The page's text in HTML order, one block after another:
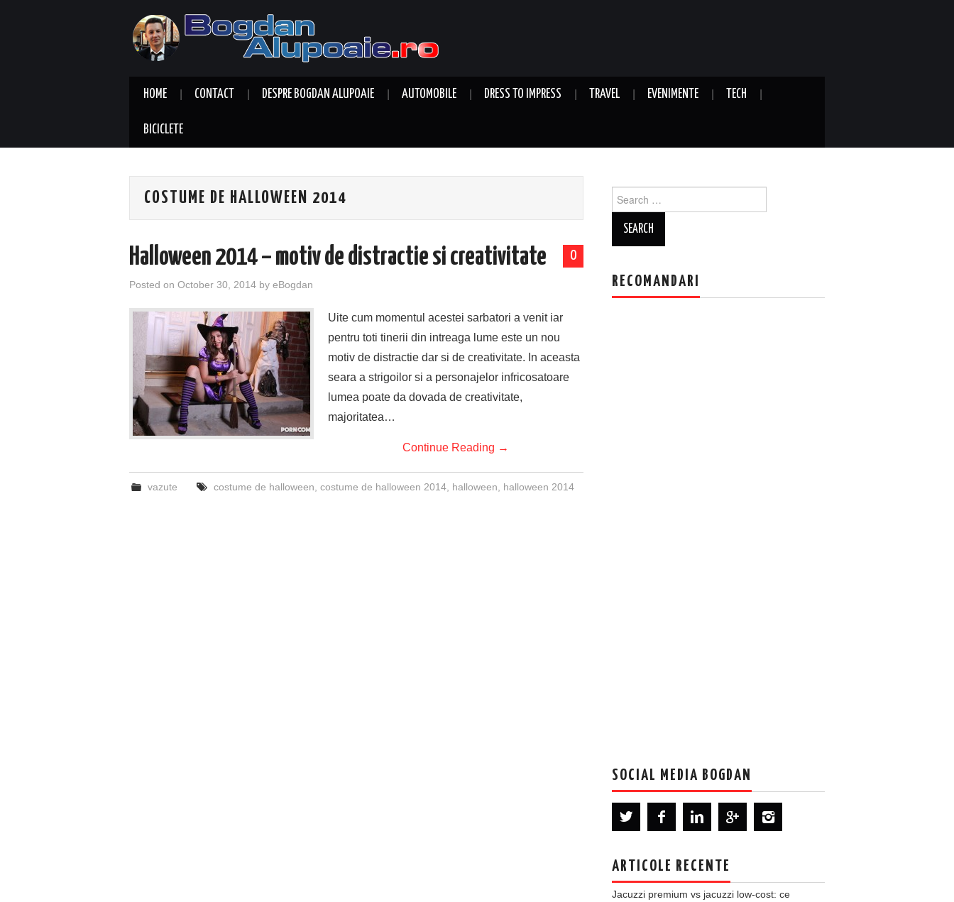
HOME CONTACT DESPRE BOGDAN ALUPOAIE AUTOMOBILE DRESS TO IMPRESS TRAVEL EVENIMENTE TECH
BICICLETE
COSTUME DE HALLOWEEN 2014
0
Halloween 2014 – motiv de distractie si creativitate
Posted on October 30, 2014 by eBogdan
Uite cum momentul acestei sarbatori a venit iar
pentru toti tinerii din intreaga lume este un nou
motiv de distractie dar si de creativitate. In aceasta
seara a strigoilor si a personajelor infricosatoare
lumea poate da dovada de creativitate,
majoritatea…
Continue Reading →
vazute costume de halloween costume de halloween 2014, halloween halloween 2014
for:
RECOMANDARI
SOCIAL MEDIA BOGDAN
ARTICOLE RECENTE
Jacuzzi premium vs jacuzzi low-cost: ce